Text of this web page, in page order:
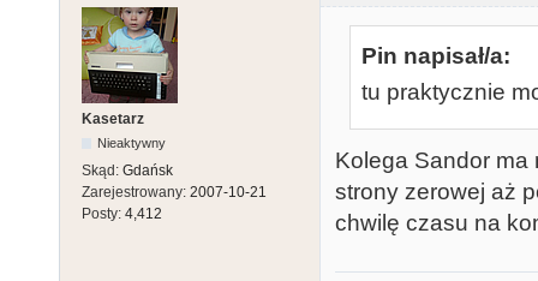
Kasetarz
Nieaktywny
Skąd: Gdańsk
Zarejestrowany: 2007-10-21
Posty: 4,412
Pin napisał/a:
tu praktycznie
Kolega Sandor ma
strony zerowej aż
chwilę czasu na